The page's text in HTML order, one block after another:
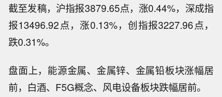
截至发稿，沪指报3879.65点，涨0.44%，深成指
报13496.92点，涨0.13%，创指报3227.96点，
跌0.31%。
盘面上，能源金属、金属锌、金属铅板块涨幅居
前，白酒、F5G概念、风电设备板块跌幅居前。
现货黄金突破4240美元/盎司，日内跌0.
01%。